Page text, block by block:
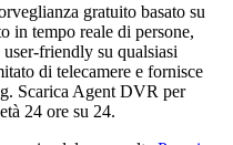
gratuito basato su
in tempo reale di persone,
friendly su qualsiasi
di telecamere e fornisce
Scarica Agent DVR per
24 ore su 24.